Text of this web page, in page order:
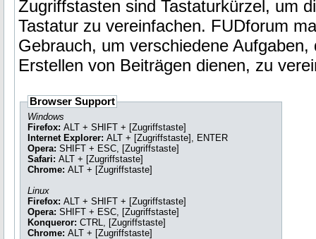
Zugriffstasten sind Tastaturkürzel, um
Tastatur zu vereinfachen. FUDforum
Gebrauch, um verschiedene
Erstellen von Beiträgen dienen, zu
Browser Support
Windows
Firefox: ALT + SHIFT + [Zugriffstaste]
Internet Explorer: ALT + [Zugriffstaste], ENTER
Opera: SHIFT + ESC, [Zugriffstaste]
Safari: ALT + [Zugriffstaste]
Chrome: ALT + [Zugriffstaste]
Linux
Firefox: ALT + SHIFT + [Zugriffstaste]
Opera: SHIFT + ESC, [Zugriffstaste]
Konqueror: CTRL, [Zugriffstaste]
Chrome: ALT + [Zugriffstaste]